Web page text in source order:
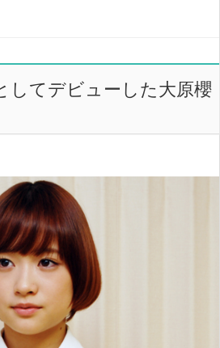
してデビューした大原櫻